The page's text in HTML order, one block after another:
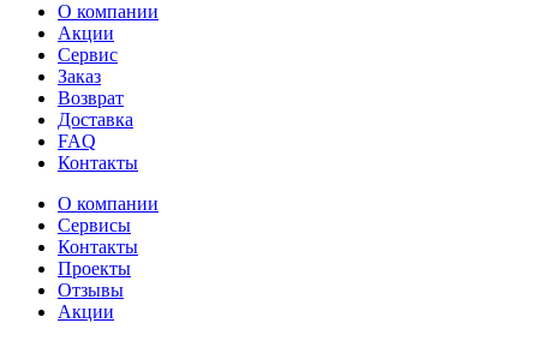
О компании
Акции
Сервис
Заказ
Возврат
Доставка
FAQ
Контакты
О компании
Сервисы
Контакты
Проекты
Отзывы
Акции